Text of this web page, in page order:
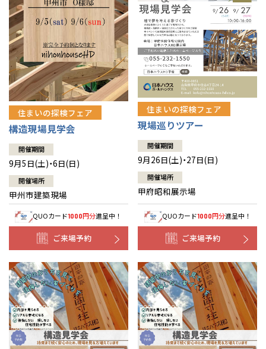
住まいの探検フェア
構造現場見学会
開催期間
9月5日(土)・6日(日)
開催場所
甲州市建築現場
QUOカード1000円分進呈中！
ご来場予約
住まいの探検フェア
現場巡りツアー
開催期間
9月26日(土)・27日(日)
開催場所
甲府昭和展示場
QUOカード1000円分進呈中！
ご来場予約